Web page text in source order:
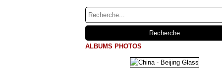
ALBUMS PHOTOS